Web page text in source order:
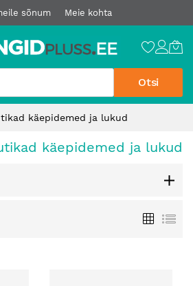
sõnum Meie kohta
Otsi
käepidemed ja lukud
käepidemed ja lukud